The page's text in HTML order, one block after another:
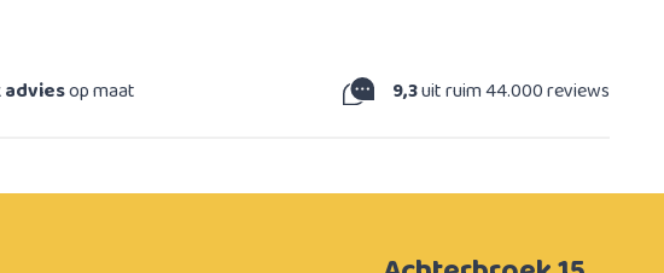
adviesop maat 9,3uit ruim 44.000 reviews